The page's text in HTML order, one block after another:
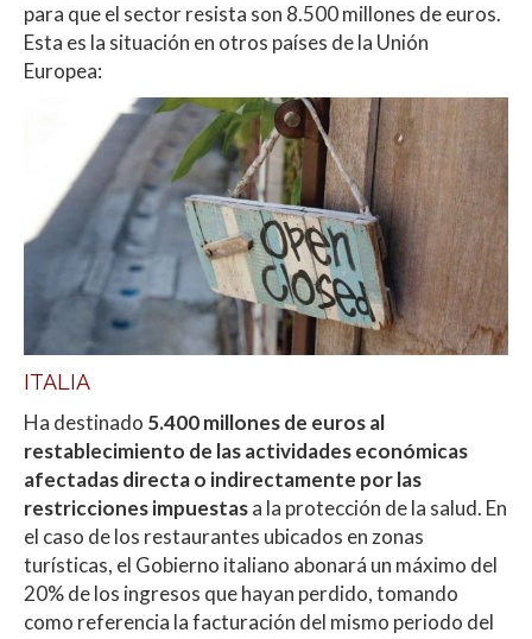
para que el sector resista son 8.500 millones de euros.
Esta es la situación en otros países de la Unión
Europea:
ITALIA
Ha destinado 5.400 millones de euros al
restablecimiento de las actividades económicas
afectadas directa o indirectamente por las
restricciones impuestasa la protección de la salud. En
el caso de los restaurantes ubicados en zonas
turísticas, el Gobierno italiano abonará un máximo del
20% de los ingresos que hayan perdido, tomando
como referencia la facturación del mismo periodo del